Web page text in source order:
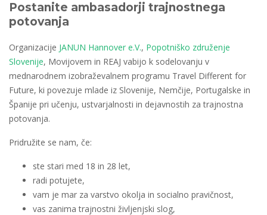
Postanite ambasadorji trajnostnega
potovanja
Organizacije JANUN Hannover e.V., Popotniško združenje
Slovenije, Movijovem in REAJ vabijo k sodelovanju v
mednarodnem izobraževalnem programu Travel Different for
Future, ki povezuje mlade iz Slovenije, Nemčije, Portugalske in
Španije pri učenju, ustvarjalnosti in dejavnostih za trajnostna
potovanja.
Pridružite se nam, če:
ste stari med 18 in 28 let,
radi potujete,
vam je mar za varstvo okolja in socialno pravičnost,
vas zanima trajnostni življenjski slog,